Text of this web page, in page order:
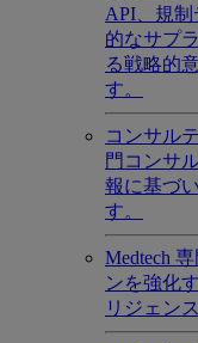
API、規
的なサプ
る戦略的
す。
コンサル
門コンサ
報に基づ
す。
Medtech 専
ンを強化
リジェンス